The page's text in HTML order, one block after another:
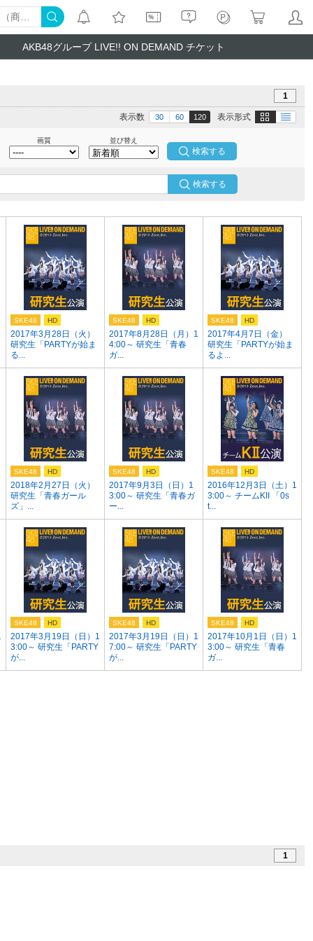
AKB48グループ LIVE!! ON DEMAND チケット
1
表示形式 画像 テキスト
表示数 30 60 120
画質 並び替え
検索する
2017年3月28日（火）
研究生「PARTYが始ま
る...
SKE48 HD
2017年8月28日（月）1
4:00～ 研究生「青春
ガ...
SKE48 HD
2017年4月7日（金）
研究生「PARTYが始ま
るよ...
SKE48 HD
2018年2月27日（火）
研究生「青春ガール
ズ」...
SKE48 HD
2017年9月3日（日）1
3:00～ 研究生「青春ガ
ー...
SKE48 HD
2016年12月3日（土）1
3:00～ チームKII 「0s
t...
SKE48 HD
2017年3月19日（日）1
3:00～ 研究生「PARTY
が...
SKE48 HD
2017年3月19日（日）1
7:00～ 研究生「PARTY
が...
SKE48 HD
2017年10月1日（日）1
3:00～ 研究生「青春
ガ...
SKE48 HD
1